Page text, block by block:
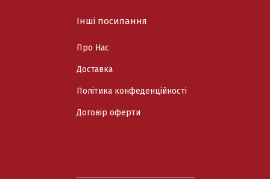
Інші посилання
Про Нас
Доставка
Політика конфеденційності
Договір оферти